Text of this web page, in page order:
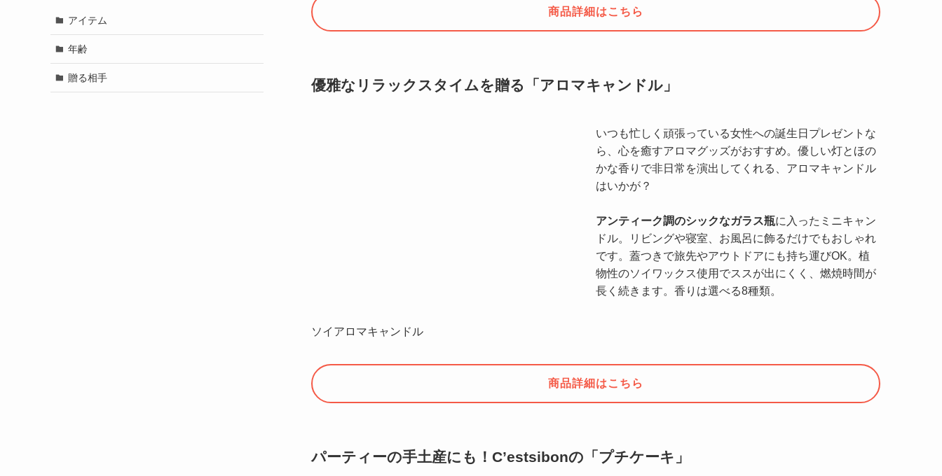
商品詳細はこちら
優雅なリラックスタイムを贈る「アロマキャンドル」
いつも忙しく頑張っている女性への誕生日プレゼントな
ら、心を癒すアロマグッズがおすすめ。優しい灯とほの
かな香りで非日常を演出してくれる、アロマキャンドル
はいかが？
アンティーク調のシックなガラス瓶に入ったミニキャン
ドル。リビングや寝室、お風呂に飾るだけでもおしゃれ
です。蓋つきで旅先やアウトドアにも持ち運びOK。植
物性のソイワックス使用でススが出にくく、燃焼時間が
長く続きます。香りは選べる8種類。
ソイアロマキャンドル
商品詳細はこちら
パーティーの手土産にも！C’estsibonの「プチケーキ」
アイテム
年齢
贈る相手